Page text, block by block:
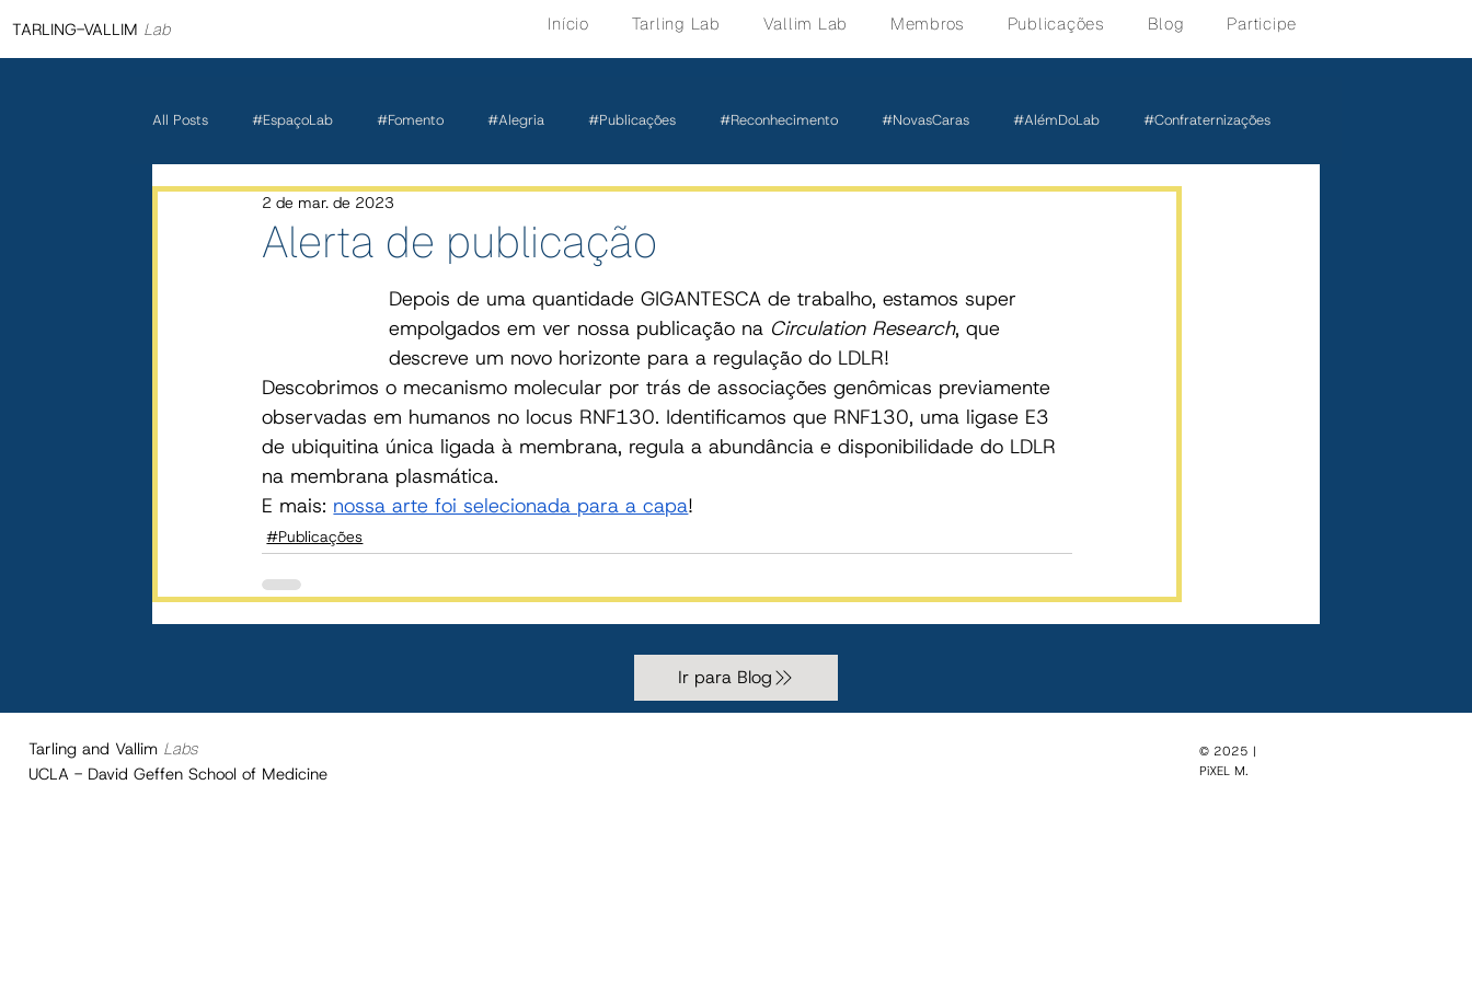
TARLING-VALLIM Lab Início Tarling Lab Vallim Lab Membros Publicações Blog Participe
All Posts #EspaçoLab #Fomento #Alegria #Publicações #Reconhecimento #NovasCaras #AlémDoLab #Confraternizações
Alerta de publicação
2 de mar. de 2023
Depois de uma quantidade GIGANTESCA de trabalho, estamos super
empolgados em ver nossa publicação na Circulation Research, que
descreve um novo horizonte para a regulação do LDLR!
Descobrimos o mecanismo molecular por trás de associações genômicas previamente
observadas em humanos no locus RNF130. Identificamos que RNF130, uma ligase E3
de ubiquitina única ligada à membrana, regula a abundância e disponibilidade do LDLR
na membrana plasmática.
E mais: nossa arte foi selecionada para a capa!
#Publicações
Ir para Blog
Tarling and Vallim Labs
UCLA - David Geffen School of Medicine
© 2025 |
PiXEL M.